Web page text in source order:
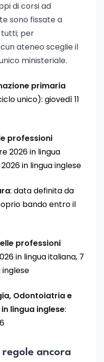
di corsi ad
sono fissate a
per
ateneo sceglie il
ministeriale.
primaria
unico): giovedì 11
professioni
2026 in lingua
in lingua inglese
: data definita da
bando entro il
professioni
in lingua italiana, 7
Odontoiatria e
lingua inglese:
regole ancora